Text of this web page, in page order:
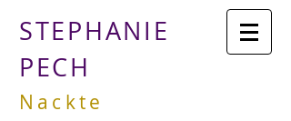
STEPHANIE
PECH
Nackte